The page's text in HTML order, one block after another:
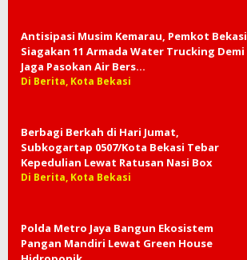
Antisipasi Musim Kemarau, Pemkot Bekasi
Siagakan 11 Armada Water Trucking Demi
Jaga Pasokan Air Bers…
Di Berita, Kota Bekasi
Berbagi Berkah di Hari Jumat,
Subkogartap 0507/Kota Bekasi Tebar
Kepedulian Lewat Ratusan Nasi Box
Di Berita, Kota Bekasi
Polda Metro Jaya Bangun Ekosistem
Pangan Mandiri Lewat Green House